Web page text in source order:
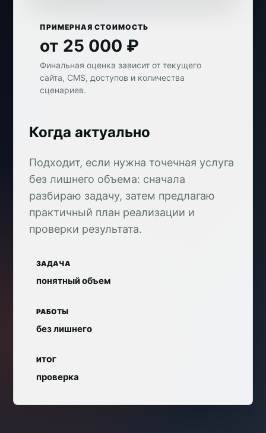
ПРИМЕРНАЯ СТОИМОСТЬ
от 25 000 ₽
Финальная оценка зависит от текущего
сайта, CMS, доступов и количества
сценариев.
Когда актуально
Подходит, если нужна точечная услуга
без лишнего объема: сначала
разбираю задачу, затем предлагаю
практичный план реализации и
проверки результата.
ЗАДАЧА
понятный объем
РАБОТЫ
без лишнего
ИТОГ
проверка